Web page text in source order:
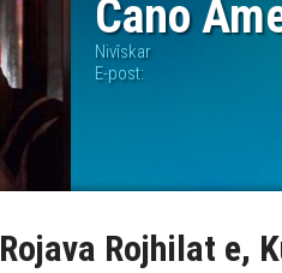
Cano
Nivîskar
E-post:
Rojava Rojhilat e,